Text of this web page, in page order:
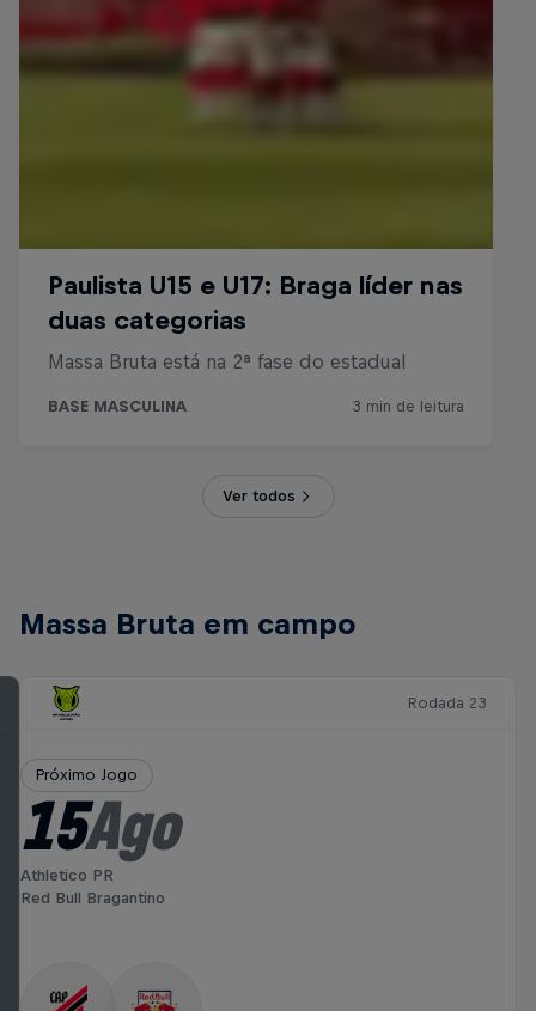
Ver todos
Massa Bruta em campo
Rodada 23
Próximo Jogo
15Ago
Athletico PR
Red Bull Bragantino